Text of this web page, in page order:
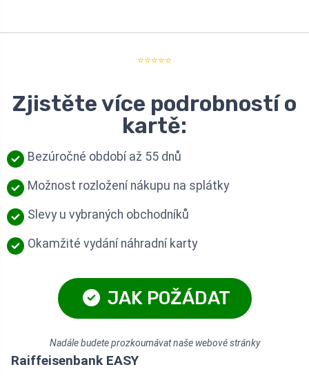
⭐⭐⭐⭐⭐
Zjistěte více podrobností o
kartě:
Bezúročné období až 55 dnů
Možnost rozložení nákupu na splátky
Slevy u vybraných obchodníků
Okamžité vydání náhradní karty
JAK POŽÁDAT
Nadále budete prozkoumávat naše webové stránky
Raiffeisenbank EASY